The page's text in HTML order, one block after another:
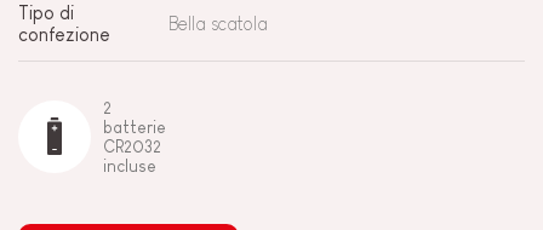
Tipo di
confezione
Bella scatola
2
batterie
CR2032
incluse